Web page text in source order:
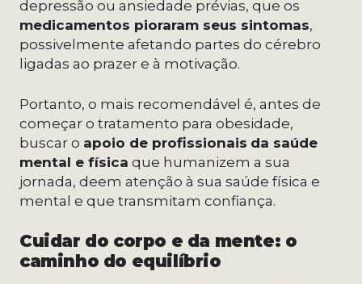
depressão ou ansiedade prévias, que os
medicamentos pioraram seus sintomas,
possivelmente afetando partes do cérebro
ligadas ao prazer e à motivação.
Portanto, o mais recomendável é, antes de
começar o tratamento para obesidade,
buscar o apoio de profissionais da saúde
mental e física que humanizem a sua
jornada, deem atenção à sua saúde física e
mental e que transmitam confiança.
Cuidar do corpo e da mente: o
caminho do equilíbrio